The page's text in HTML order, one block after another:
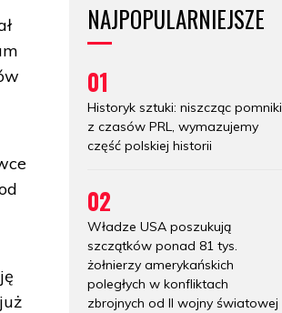
NAJPOPULARNIEJSZE
01
Historyk sztuki: niszcząc pomniki
z czasów PRL, wymazujemy
część polskiej historii
02
Władze USA poszukują
szczątków ponad 81 tys.
żołnierzy amerykańskich
poległych w konfliktach
zbrojnych od II wojny światowej